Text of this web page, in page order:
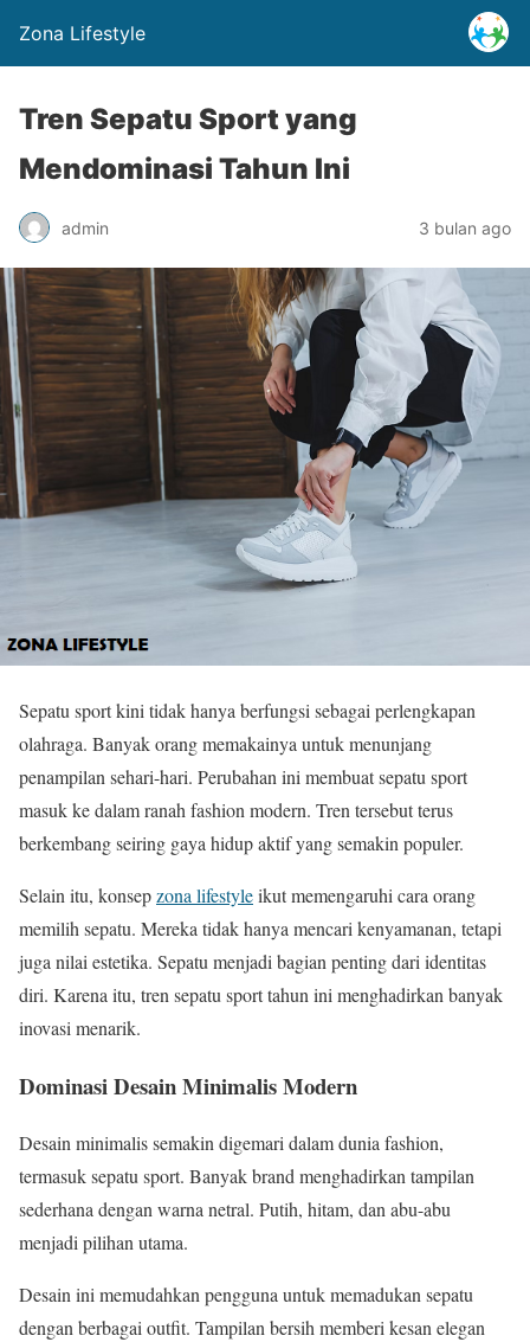
Zona Lifestyle
Tren Sepatu Sport yang
Mendominasi Tahun Ini
admin 3 bulan ago
Sepatu sport kini tidak hanya berfungsi sebagai perlengkapan
olahraga. Banyak orang memakainya untuk menunjang
penampilan sehari-hari. Perubahan ini membuat sepatu sport
masuk ke dalam ranah fashion modern. Tren tersebut terus
berkembang seiring gaya hidup aktif yang semakin populer.
Selain itu, konsepzona lifestyleikut memengaruhi cara orang
memilih sepatu. Mereka tidak hanya mencari kenyamanan, tetapi
juga nilai estetika. Sepatu menjadi bagian penting dari identitas
diri. Karena itu, tren sepatu sport tahun ini menghadirkan banyak
inovasi menarik.
Dominasi Desain Minimalis Modern
Desain minimalis semakin digemari dalam dunia fashion,
termasuk sepatu sport. Banyak brand menghadirkan tampilan
sederhana dengan warna netral. Putih, hitam, dan abu-abu
menjadi pilihan utama.
Desain ini memudahkan pengguna untuk memadukan sepatu
dengan berbagai outfit. Tampilan bersih memberi kesan elegan